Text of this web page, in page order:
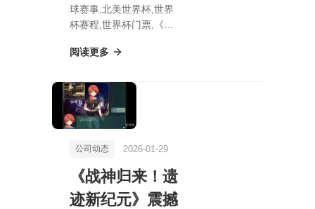
球赛事,北美世界杯,世界
杯赛程,世界杯门票,《万
秘教五帅齐发，英伦预售
战力！
阅读更多
公司动态 2026-01-29
《战神归来！遗
迹新纪元》震撼